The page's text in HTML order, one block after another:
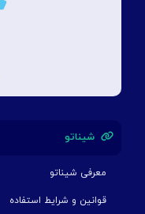
شیناتو
معرفی شیناتو
قوانین و شرایط استفاده